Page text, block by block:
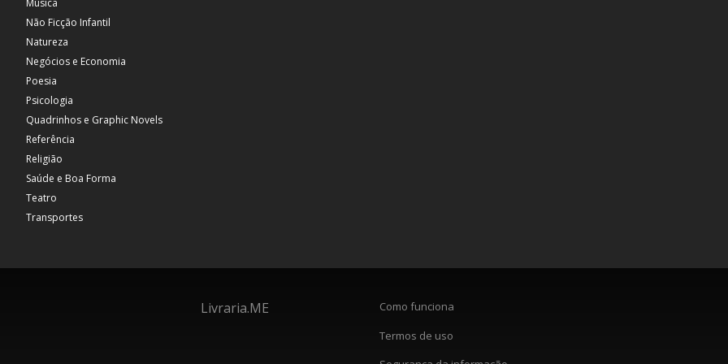
Música
Não Ficção Infantil
Natureza
Negócios e Economia
Poesia
Psicologia
Quadrinhos e Graphic Novels
Referência
Religião
Saúde e Boa Forma
Teatro
Transportes
Livraria.ME
Como funciona
Termos de uso